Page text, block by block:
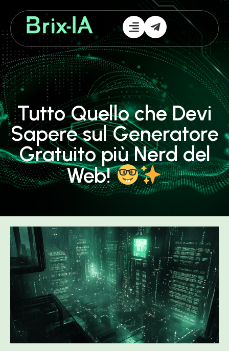
Tutto Quello che Devi
Sapere sul Generatore
Gratuito più Nerd del
Web!